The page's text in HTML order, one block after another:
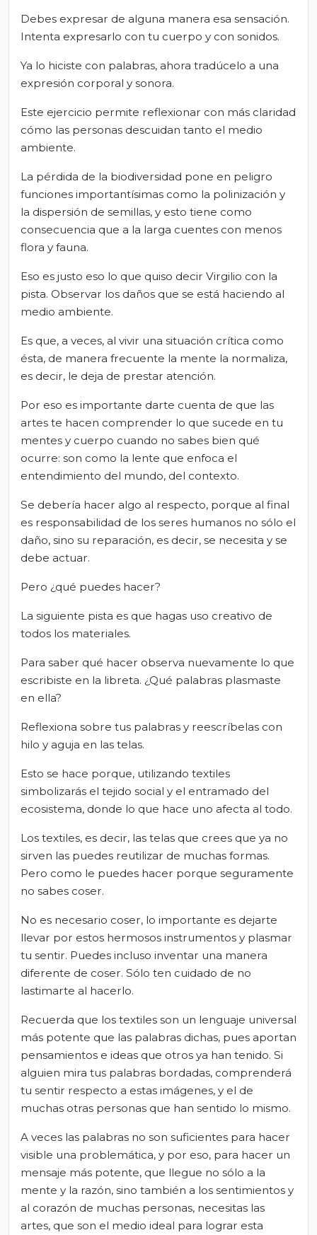
Debes expresar de alguna manera esa sensación.
Intenta expresarlo con tu cuerpo y con sonidos.
Ya lo hiciste con palabras, ahora tradúcelo a una
expresión corporal y sonora.
Este ejercicio permite reflexionar con más claridad
cómo las personas descuidan tanto el medio
ambiente.
La pérdida de la biodiversidad pone en peligro
funciones importantísimas como la polinización y
la dispersión de semillas, y esto tiene como
consecuencia que a la larga cuentes con menos
flora y fauna.
Eso es justo eso lo que quiso decir Virgilio con la
pista. Observar los daños que se está haciendo al
medio ambiente.
Es que, a veces, al vivir una situación crítica como
ésta, de manera frecuente la mente la normaliza,
es decir, le deja de prestar atención.
Por eso es importante darte cuenta de que las
artes te hacen comprender lo que sucede en tu
mentes y cuerpo cuando no sabes bien qué
ocurre: son como la lente que enfoca el
entendimiento del mundo, del contexto.
Se debería hacer algo al respecto, porque al final
es responsabilidad de los seres humanos no sólo el
daño, sino su reparación, es decir, se necesita y se
debe actuar.
Pero ¿qué puedes hacer?
La siguiente pista es que hagas uso creativo de
todos los materiales.
Para saber qué hacer observa nuevamente lo que
escribiste en la libreta. ¿Qué palabras plasmaste
en ella?
Reflexiona sobre tus palabras y reescríbelas con
hilo y aguja en las telas.
Esto se hace porque, utilizando textiles
simbolizarás el tejido social y el entramado del
ecosistema, donde lo que hace uno afecta al todo.
Los textiles, es decir, las telas que crees que ya no
sirven las puedes reutilizar de muchas formas.
Pero como le puedes hacer porque seguramente
no sabes coser.
No es necesario coser, lo importante es dejarte
llevar por estos hermosos instrumentos y plasmar
tu sentir. Puedes incluso inventar una manera
diferente de coser. Sólo ten cuidado de no
lastimarte al hacerlo.
Recuerda que los textiles son un lenguaje universal
más potente que las palabras dichas, pues aportan
pensamientos e ideas que otros ya han tenido. Si
alguien mira tus palabras bordadas, comprenderá
tu sentir respecto a estas imágenes, y el de
muchas otras personas que han sentido lo mismo.
A veces las palabras no son suficientes para hacer
visible una problemática, y por eso, para hacer un
mensaje más potente, que llegue no sólo a la
mente y la razón, sino también a los sentimientos y
al corazón de muchas personas, necesitas las
artes, que son el medio ideal para lograr esta